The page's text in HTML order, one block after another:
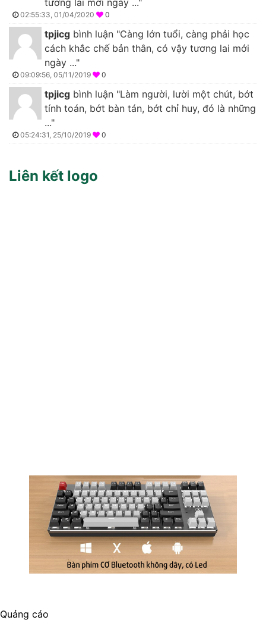
02:55:33, 01/04/2020 0
tpjicg bình luận "Càng lớn tuổi, càng phải học
cách khắc chế bản thân, có vậy tương lai mới
ngày ..."
09:09:56, 05/11/2019 0
tpjicg bình luận "Làm người, lười một chút, bớt
tính toán, bớt bàn tán, bớt chỉ huy, đó là những
..."
05:24:31, 25/10/2019 0
Liên kết logo
Quảng cáo